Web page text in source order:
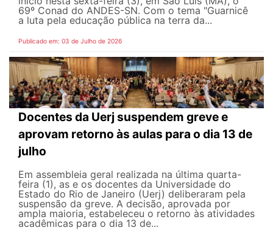
69º Conad do ANDES-SN. Com o tema "Guarnicê
a luta pela educação pública na terra da...
Publicado em: 03 de Julho de 2026
Docentes da Uerj suspendem greve e
aprovam retorno às aulas para o dia 13 de
julho
Em assembleia geral realizada na última quarta-
feira (1), as e os docentes da Universidade do
Estado do Rio de Janeiro (Uerj) deliberaram pela
suspensão da greve. A decisão, aprovada por
ampla maioria, estabeleceu o retorno às atividades
acadêmicas para o dia 13 de...